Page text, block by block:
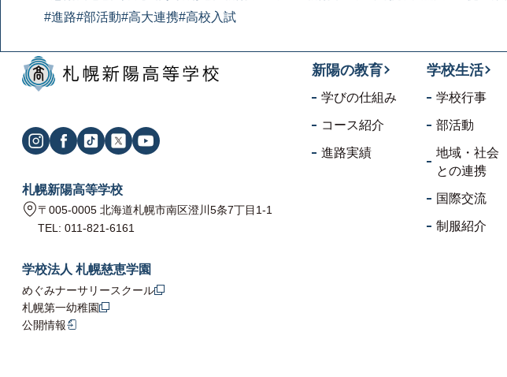
#進路#部活動#高大連携#高校入試
札幌新陽高等学校
〒005-0005 北海道札幌市南区澄川5条7丁目1-1
TEL: 011-821-6161
学校法人 札幌慈恵学園
めぐみナーサリースクール
札幌第一幼稚園
公開情報
新陽の教育
学びの仕組み
コース紹介
進路実績
学校生活
学校行事
部活動
地域・社会
との連携
国際交流
制服紹介